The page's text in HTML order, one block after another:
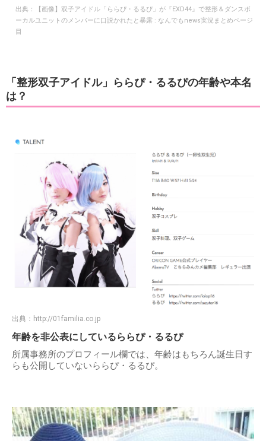
出典：
【画像】双子アイドル「ららぴ・るるぴ」が『EXD44』で整形＆ダンスボ
ーカルユニットのメンバーに口説かれたと暴露 : なんでもnews実況まとめページ
目
「整形双子アイドル」ららぴ・るるぴの年齢や本名
は？
出典： http://01familia.co.jp
年齢を非公表にしているららぴ・るるぴ
所属事務所のプロフィール欄では、年齢はもちろん誕生日す
らも公開していないららぴ・るるぴ。